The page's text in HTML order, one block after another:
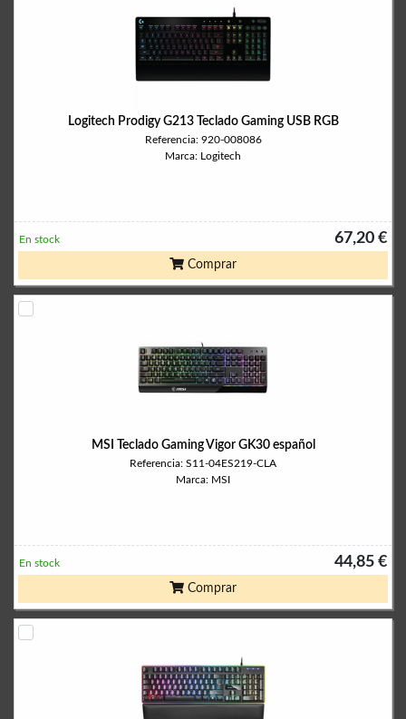
Logitech Prodigy G213 Teclado Gaming USB RGB
Referencia: 920-008086
Marca: Logitech
67,20 €
En stock
Comprar
MSI Teclado Gaming Vigor GK30 español
Referencia: S11-04ES219-CLA
Marca: MSI
44,85 €
En stock
Comprar